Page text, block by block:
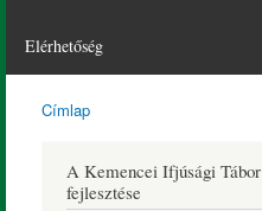
Elérhetőség
Kemence
Község
Honlapja
Címlap
A Kemencei Ifjúsági Tábor
fejlesztése